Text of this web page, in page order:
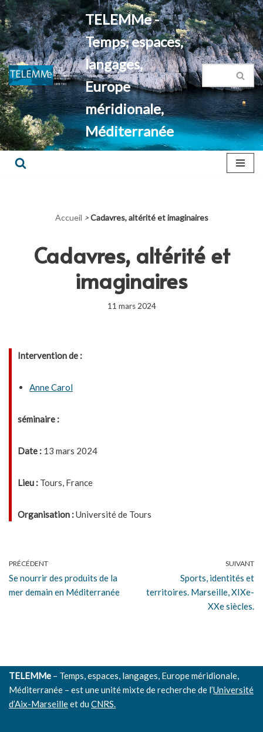
Aller
au
contenu
TELEMMe -
Temps, espaces,
langages,
Europe
méridionale,
Méditerranée
Accueil > Cadavres, altérité et imaginaires
Cadavres, altérité et
imaginaires
11 mars 2024
Intervention de :
Anne Carol
séminaire :
Date : 13 mars 2024
Lieu : Tours, France
Organisation :Université de Tours
PRÉCÉDENT
Se nourrir des produits de la
mer demain en Méditerranée
SUIVANT
Sports, identités et
territoires. Marseille, XIXe-
XXe siècles.
TELEMMe – Temps, espaces, langages, Europe méridionale,
Méditerranée – est une unité mixte de recherche de l’Université
d’Aix-Marseilleet duCNRS.